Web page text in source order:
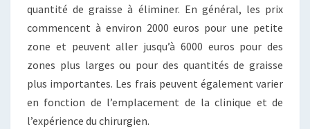
quantité de graisse à éliminer. En général, les prix
commencent à environ 2000 euros pour une petite
zone et peuvent aller jusqu’à 6000 euros pour des
zones plus larges ou pour des quantités de graisse
plus importantes. Les frais peuvent également varier
en fonction de l’emplacement de la clinique et de
l’expérience du chirurgien.